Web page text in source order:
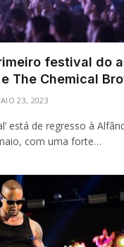
festival do
The Chemical
23, 2023
está de regresso à
com uma forte…